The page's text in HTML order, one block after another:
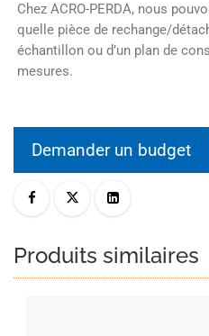
Chez ACRO-PERDA, nous
quelle pièce de rechange/
échantillon ou d’un plan de
mesures.
Demander un budget
Produits similaires